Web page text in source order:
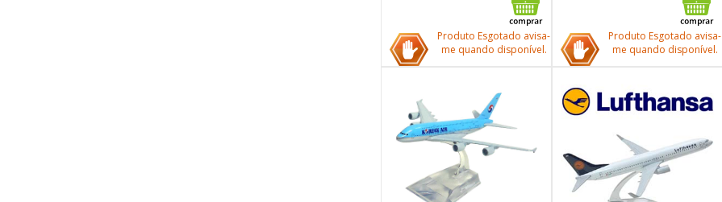
Produto Esgotado avisa-
me quando disponível.
Produto Esgotado avisa-
me quando disponível.